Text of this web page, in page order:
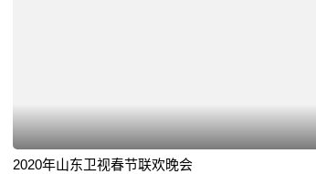
2020年山东卫视春节联欢晚会